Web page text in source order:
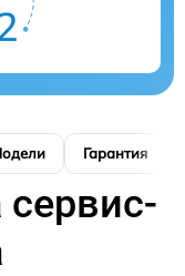
Гарантия